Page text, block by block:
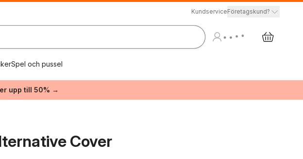
KundserviceFöretagskund?
Spel och pussel
upp till 50% →
Cover